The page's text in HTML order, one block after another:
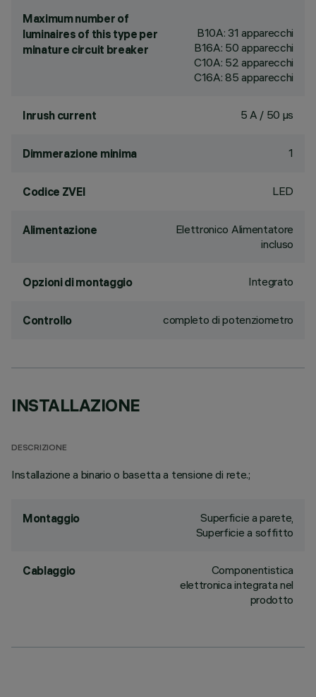
Maximum number of
luminaires of this type per
minature circuit breaker
B10A: 31 apparecchi
B16A: 50 apparecchi
C10A: 52 apparecchi
C16A: 85 apparecchi
Inrush current 5 A / 50 µs
Dimmerazione minima 1
Codice ZVEI LED
Alimentazione
Elettronico Alimentatore
incluso
Opzioni di montaggio Integrato
Controllo completo di potenziometro
INSTALLAZIONE
DESCRIZIONE
Installazione a binario o basetta a tensione di rete.;
Montaggio
Superficie a parete,
Superficie a soffitto
Cablaggio
Componentistica
elettronica integrata nel
prodotto